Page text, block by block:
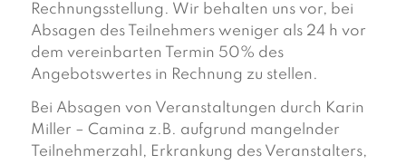
Rechnungsstellung. Wir behalten uns vor, bei
Absagen des Teilnehmers weniger als 24 h vor
dem vereinbarten Termin 50% des
Angebotswertes in Rechnung zu stellen.
Bei Absagen von Veranstaltungen durch Karin
Miller – Camina z.B. aufgrund mangelnder
Teilnehmerzahl, Erkrankung des Veranstalters,